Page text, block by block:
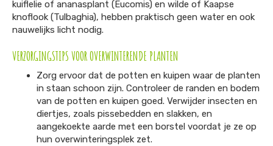
kuiflelie of ananasplant (Eucomis) en wilde of Kaapse
knoflook (Tulbaghia), hebben praktisch geen water en ook
nauwelijks licht nodig.
VERZORGINGSTIPS VOOR OVERWINTERENDE PLANTEN
Zorg ervoor dat de potten en kuipen waar de planten
in staan schoon zijn. Controleer de randen en bodem
van de potten en kuipen goed. Verwijder insecten en
diertjes, zoals pissebedden en slakken, en
aangekoekte aarde met een borstel voordat je ze op
hun overwinteringsplek zet.